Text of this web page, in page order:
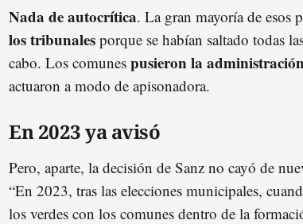
Nada de autocrítica. La gran mayoría de esos
los tribunales porque se habían saltado todas
cabo. Los comunes pusieron la
actuaron a modo de apisonadora.
En 2023 ya avisó
Pero, aparte, la decisión de Sanz no cayó de
“En 2023, tras las elecciones municipales,
los verdes con los comunes dentro de la